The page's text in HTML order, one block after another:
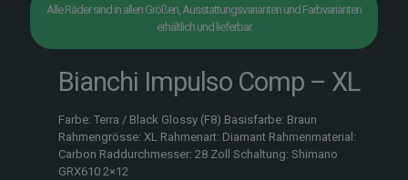
Alle Räder sind in allen Größen, Ausstattungsvarianten und Farbvarianten
erhältlich und lieferbar.
Bianchi Impulso Comp – XL
Farbe: Terra / Black Glossy (F8) Basisfarbe: Braun
Rahmengrösse: XL Rahmenart: Diamant Rahmenmaterial:
Carbon Raddurchmesser: 28 Zoll Schaltung: Shimano
GRX610 2×12